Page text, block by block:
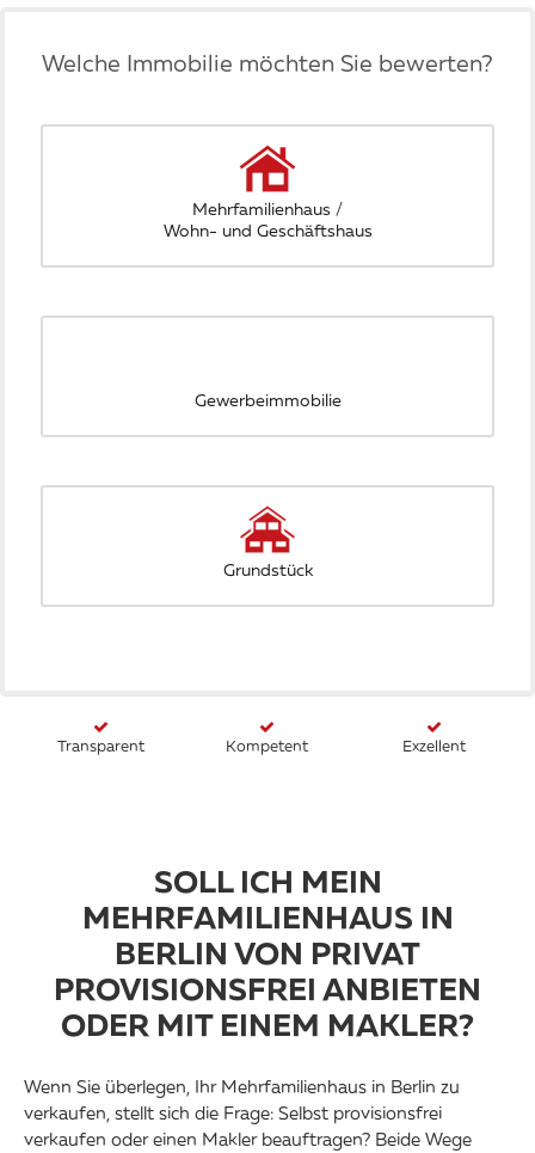
Welche Immobilie möchten Sie bewerten?
Mehrfamilienhaus /
Wohn- und Geschäftshaus
Gewerbeimmobilie
Grundstück
Transparent Kompetent Exzellent
SOLL ICH MEIN
MEHRFAMILIENHAUS IN
BERLIN VON PRIVAT
PROVISIONSFREI ANBIETEN
ODER MIT EINEM MAKLER?
Wenn Sie überlegen, Ihr Mehrfamilienhaus in Berlin zu
verkaufen, stellt sich die Frage: Selbst provisionsfrei
verkaufen oder einen Makler beauftragen? Beide Wege